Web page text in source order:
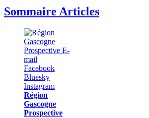
Sommaire Articles
Région
Gascogne
Prospective